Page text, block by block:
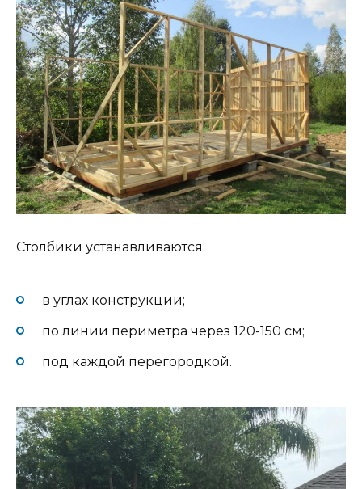
Столбики устанавливаются:
в углах конструкции;
по линии периметра через 120-150 см;
под каждой перегородкой.